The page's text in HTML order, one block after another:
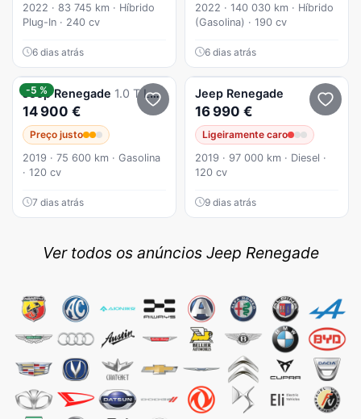
2022 · 83 745 km · Híbrido
Plug-In · 240 cv
6 dias atrás
2022 · 140 030 km · Híbrido
(Gasolina) · 190 cv
6 dias atrás
-5 %
Jeep Renegade 1.0 T Longitude
14 900 €
Preço justo
2019 · 75 600 km · Gasolina
· 120 cv
7 dias atrás
Jeep Renegade
16 990 €
Ligeiramente caro
2019 · 97 000 km · Diesel ·
120 cv
9 dias atrás
Ver todos os anúncios Jeep Renegade